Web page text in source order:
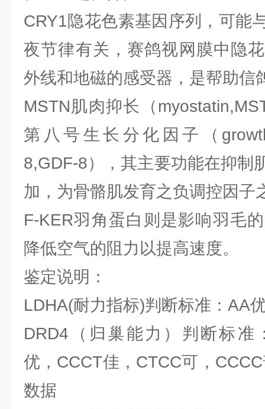
CRY1隐花色素基因序列，可能
夜节律有关，赛鸽视网膜中隐
外线和地磁的感受器，是帮助信
MSTN肌肉抑长（
第八号生长分化因子（
8,GDF-8），其主要功能在抑制
加，为骨骼肌发育之负调控因子
F-KER羽角蛋白则是影响羽毛
降低空气的阻力以提高速度。
鉴定说明：
LDHA(耐力指标)判断标准：AA
DRD4（归巢能力）判断标准
优，CCCT佳，CTCC可，
数据